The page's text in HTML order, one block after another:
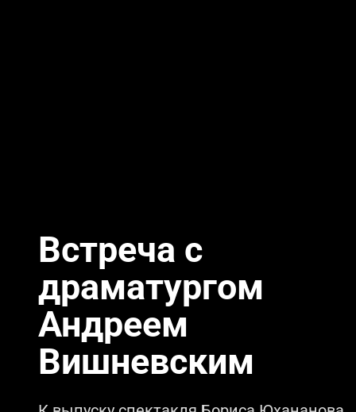
Встреча с
драматургом
Андреем
Вишневским